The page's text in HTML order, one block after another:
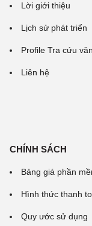
Lời giới thiệu
Lịch sử phát triển
Profile Tra cứu
Liên hệ
CHÍNH SÁCH
Bảng giá phần
Hình thức thanh
Quy ước sử dụng